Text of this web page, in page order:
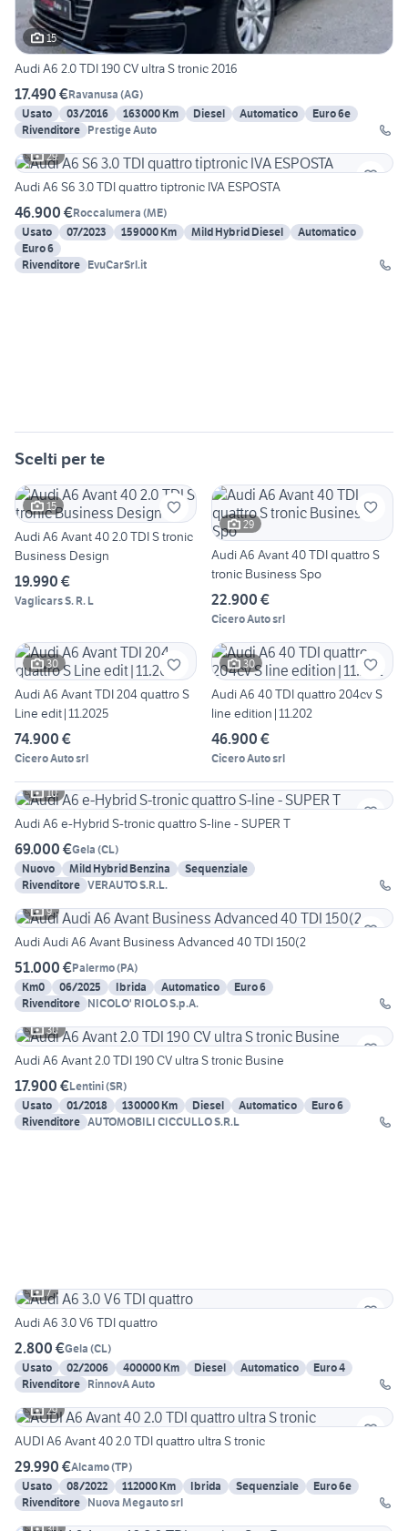
15
Audi A6 2.0 TDI 190 CV ultra S tronic 2016
17.490 €Ravanusa (AG)
Usato
03/2016 163000 Km Diesel Automatico
Euro 6e
Rivenditore Prestige Auto
29
Audi A6 S6 3.0 TDI quattro tiptronic IVA ESPOSTA
46.900 €Roccalumera (ME)
Usato
07/2023 159000 Km Mild Hybrid Diesel
Automatico
Euro 6
Rivenditore EvuCarSrl.it
Scelti per te
15
Audi A6 Avant 40 2.0 TDI S tronic
Business Design
19.990 €
Vaglicars S. R. L
29
Audi A6 Avant 40 TDI quattro S
tronic Business Spo
22.900 €
Cicero Auto srl
30
Audi A6 Avant TDI 204 quattro S
Line edit|11.2025
74.900 €
Cicero Auto srl
30
Audi A6 40 TDI quattro 204cv S
line edition|11.202
46.900 €
Cicero Auto srl
10
Audi A6 e-Hybrid S-tronic quattro S-line - SUPER T
69.000 €Gela (CL)
Nuovo
Mild Hybrid Benzina
Sequenziale
Rivenditore VERAUTO S.R.L.
9
Audi Audi A6 Avant Business Advanced 40 TDI 150(2
51.000 €Palermo(PA)
Km0
06/2025 Ibrida Automatico
Euro 6
Rivenditore NICOLO' RIOLO S.p.A.
30
Audi A6 Avant 2.0 TDI 190 CV ultra S tronic Busine
17.900 €Lentini(SR)
Usato
01/2018 130000 Km Diesel Automatico
Euro 6
Rivenditore AUTOMOBILI CICCULLO S.R.L
7
Audi A6 3.0 V6 TDI quattro
2.800 €Gela (CL)
Usato
02/2006 400000 Km Diesel Automatico
Euro 4
Rivenditore RinnovA Auto
29
AUDI A6 Avant 40 2.0 TDI quattro ultra S tronic
29.990 €Alcamo(TP)
Usato
08/2022 112000 Km Ibrida Sequenziale
Euro 6e
Rivenditore Nuova Megauto srl